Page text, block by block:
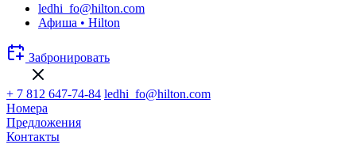
ledhi_fo@hilton.com
Афиша • Hilton
Забронировать
+ 7 812 647-74-84 ledhi_fo@hilton.com
Номера
Предложения
Контакты